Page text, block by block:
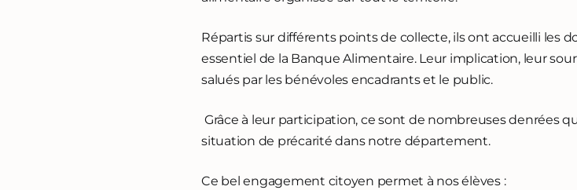
Répartis sur différents points de collecte, ils ont accueilli les
essentiel de la Banque Alimentaire. Leur implication, leur
salués par les bénévoles encadrants et le public.
Grâce à leur participation, ce sont de nombreuses denrées
situation de précarité dans notre département.
Ce bel engagement citoyen permet à nos élèves :